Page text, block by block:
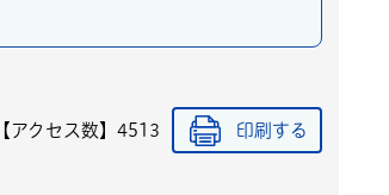
【アクセス数】 4513 印刷する